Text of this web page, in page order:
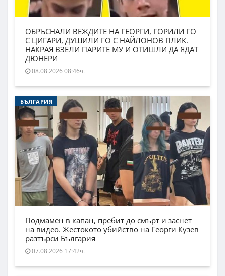
ОБРЪСНАЛИ ВЕЖДИТЕ НА ГЕОРГИ, ГОРИЛИ ГО
С ЦИГАРИ, ДУШИЛИ ГО С НАЙЛОНОВ ПЛИК.
НАКРАЯ ВЗЕЛИ ПАРИТЕ МУ И ОТИШЛИ ДА ЯДАТ
ДЮНЕРИ
08.08.2026 08:46ч.
БЪЛГАРИЯ
Подмамен в капан, пребит до смърт и заснет
на видео. Жестокото убийство на Георги Кузев
разтърси България
07.08.2026 17:42ч.